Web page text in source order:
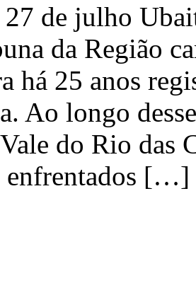
de julho
da Região
há 25 anos
Ao longo
do Rio das
enfrentados […]